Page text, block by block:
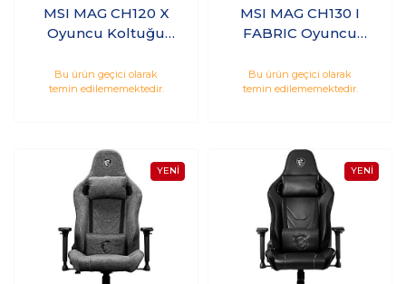
MSI MAG CH120 X
Oyuncu Koltuğu
Bu ürün geçici olarak
temin edilememektedir.
MSI MAG CH130 I
FABRIC Oyuncu
Bu ürün geçici olarak
temin edilememektedir.